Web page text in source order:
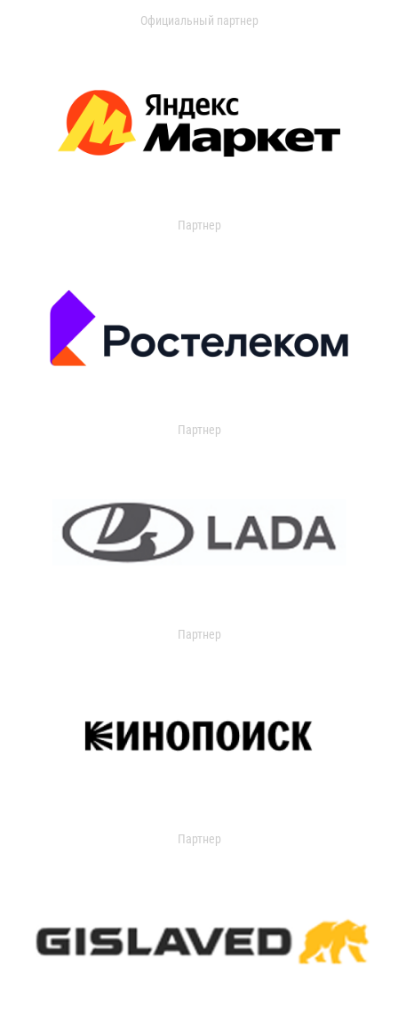
Официальный партнер
Партнер
Партнер
Партнер
Партнер